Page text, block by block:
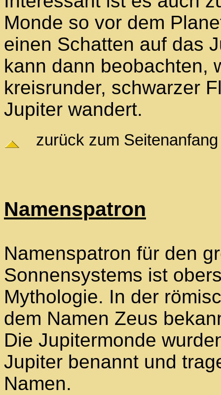
Monde so vor dem
einen Schatten auf das
kann dann beobachten,
kreisrunder, schwarzer
Jupiter wandert.
zurück zum Seitenanfang
Namenspatron
Namenspatron für den
Sonnensystems ist
Mythologie. In der
dem Namen Zeus
Die Jupitermonde
Jupiter benannt und
Namen.